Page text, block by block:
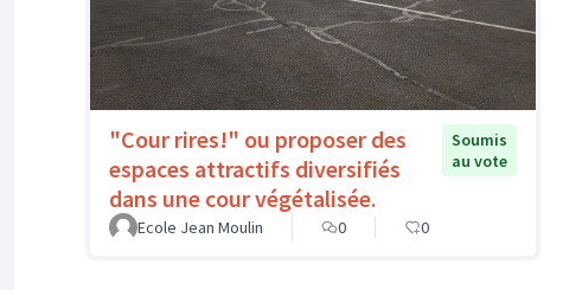
"Cour rires!" ou proposer des
espaces attractifs diversifiés
dans une cour végétalisée.
Soumis
au vote
Ecole Jean Moulin 0 0